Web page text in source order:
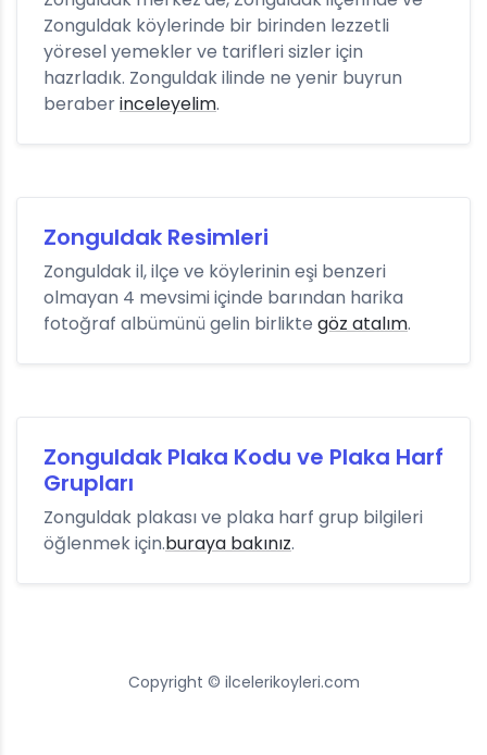
Zonguldak köylerinde bir birinden lezzetli
yöresel yemekler ve tarifleri sizler için
hazrladık. Zonguldak ilinde ne yenir buyrun
beraberinceleyelim.
Zonguldak Resimleri
Zonguldak il, ilçe ve köylerinin eşi benzeri
olmayan 4 mevsimi içinde barından harika
fotoğraf albümünü gelin birlikte göz atalım.
Zonguldak Plaka Kodu ve Plaka Harf
Grupları
Zonguldak plakası ve plaka harf grup bilgileri
öğlenmek için.buraya bakınız.
Copyright © ilcelerikoyleri.com